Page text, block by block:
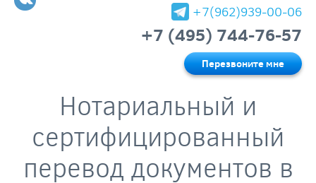
+7(962)939-00-06
+7 (495) 744-76-57
Перезвоните мне
Нотариальный и
сертифицированный
перевод документов в